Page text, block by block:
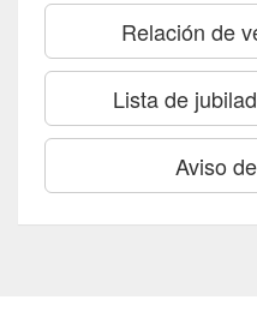
Relación de
Lista de
Aviso